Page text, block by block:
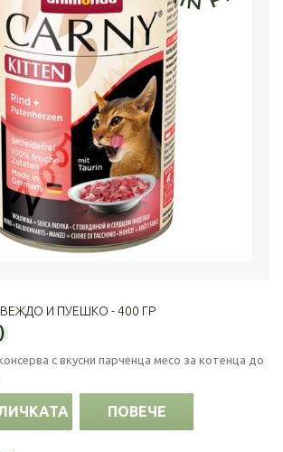
И ПУЕШКО - 400 ГР
с вкусни парченца месо за котенца до
ПОВЕЧЕ